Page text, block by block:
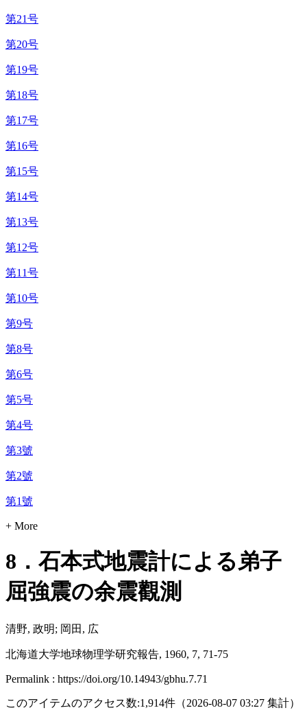
第21号
第20号
第19号
第18号
第17号
第16号
第15号
第14号
第13号
第12号
第11号
第10号
第9号
第8号
第6号
第5号
第4号
第3號
第2號
第1號
+ More
8．石本式地震計による弟子
屈強震の余震觀測
清野, 政明; 岡田, 広
北海道大学地球物理学研究報告, 1960, 7, 71-75
Permalink : https://doi.org/10.14943/gbhu.7.71
このアイテムのアクセス数:1,914件 （2026-08-07 03:27 集計）